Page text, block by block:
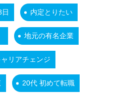
内定とりたい
地元の有名企業
ャリアチェンジ
20代 初めて転職